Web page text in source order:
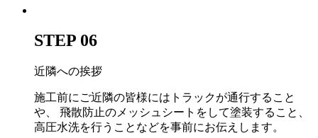
STEP 06
近隣への挨拶
施工前にご近隣の皆様にはトラックが通行すること
や、 飛散防止のメッシュシートをして塗装すること、
高圧水洗を行うことなどを事前にお伝えします。